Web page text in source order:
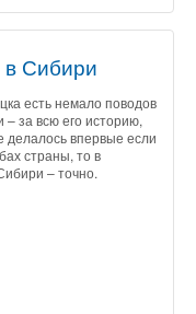
Сибири
есть немало поводов
– за всю его историю,
делалось впервые если
страны, то в
– точно.